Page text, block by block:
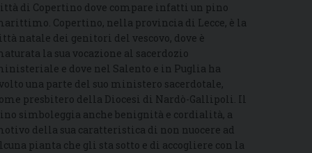
di Copertino dove compare infatti un pino
Copertino, nella provincia di Lecce, è la
natale dei genitori del vescovo, dove è
la sua vocazione al sacerdozio
e dove nel Salento e in Puglia ha
una parte del suo ministero sacerdotale,
presbitero della Diocesi di Nardò-Gallipoli. Il
simboleggia anche benignità e cordialità, a
della sua caratteristica di non nuocere ad
pianta che gli sta sotto e di accogliere con la